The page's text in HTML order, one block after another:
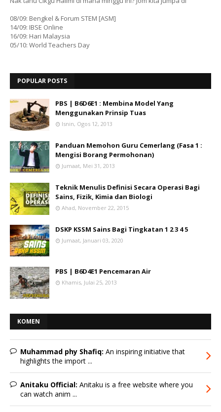
08/09: Bengkel & Forum STEM [ASM]
14/09: IBSE Online
16/09: Hari Malaysia
05/10: World Teachers Day
POPULAR POSTS
PBS | B6D6E1 : Membina Model Yang
Menggunakan Prinsip Tuas
Isnin, Ogos 12, 2013
Panduan Memohon Guru Cemerlang (Fasa 1 :
Mengisi Borang Permohonan)
Jumaat, Mei 31, 2013
Teknik Menulis Definisi Secara Operasi Bagi
Sains, Fizik, Kimia dan Biologi
Ahad, November 22, 2015
DSKP KSSM Sains Bagi Tingkatan 1 2 3 4 5
Jumaat, Januari 03, 2020
PBS | B6D4E1 Pencemaran Air
Khamis, Julai 25, 2013
KOMEN
Muhammad phy Shafiq: An inspiring initiative that
highlights the import ...
Anitaku Official: Anitaku is a free website where you
can watch anim ...